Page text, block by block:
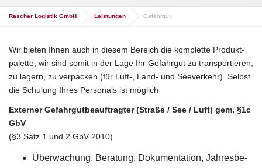
Rascher Logistik GmbH Leistungen Gefahrgut
Wir bie­ten Ihnen auch in die­sem Bereich die kom­plet­te Pro­dukt­
pa­let­te, wir sind somit in der Lage Ihr Gefahr­gut zu trans­por­tie­ren,
zu lagern, zu ver­pa­cken (für Luft‑, Land- und See­ver­kehr). Selbst
die Schu­lung Ihres Per­so­nals ist möglich
Exter­ner Gefahr­gut­be­auf­trag­ter (Stra­ße / See / Luft) gem. §1c
GbV
(§3 Satz 1 und 2 GbV 2010)
Über­wa­chung, Bera­tung, Doku­men­ta­ti­on, Jah­res­be­